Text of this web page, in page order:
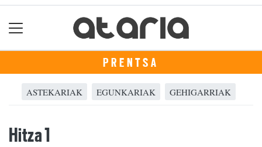
PRENTSA
ASTEKARIAK EGUNKARIAK GEHIGARRIAK
Hitza 1